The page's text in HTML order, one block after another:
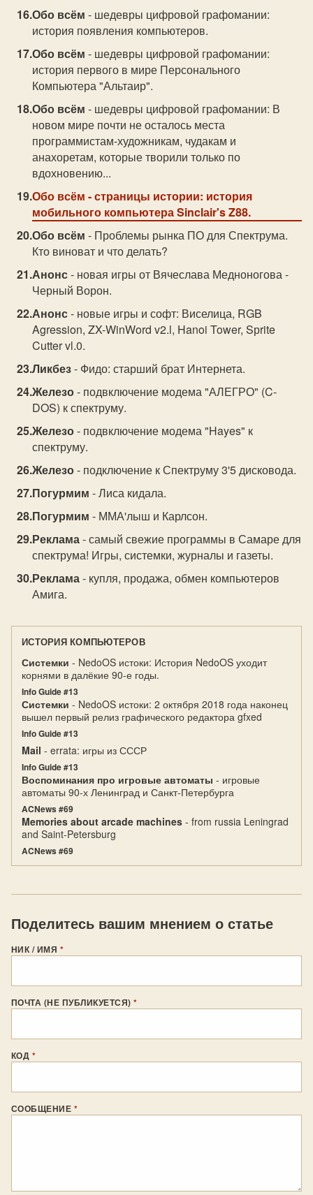
Обо всём - шедевры цифровой графомании:
история появления компьютеров.
Обо всём - шедевры цифровой графомании:
история первого в мире Персонального
Компьютера "Альтаир".
Обо всём - шедевры цифровой графомании: В
новом мире почти не осталось места
программистам-художникам, чудакам и
анахоретам, которые творили только по
вдохновению...
Обо всём - страницы истории: история
мобильного компьютера Sinclаir's Z88.
Обо всём - Проблемы рынка ПО для Спектрума.
Кто виноват и что делать?
Анонс- новая игры от Вячеслава Медноногова -
Черный Ворон.
Анонс- новые игры и софт: Виселица, RGB
Agression, ZX-WinWord v2.l, Hanoi Tower, Sрrite
Cutter vl.0.
Ликбез- Фидо: старший брат Интернета.
Железо- подвключение модема "АЛЕГРО" (C-
DOS) к спектруму.
Железо- подвключение модема "Hayes" к
спектруму.
Железо- подключение к Спектруму 3'5 дисковода.
Погурмим - Лиса кидала.
Погурмим - ММА'лыш и Карлсон.
Реклама- самый свежие программы в Самаре для
спектрума! Игры, системки, журналы и газеты.
Реклама- купля, продажа, обмен компьютеров
Амига.
ИСТОРИЯ КОМПЬЮТЕРОВ
Системки - NedoOS истоки: История NedoOS уходит
корнями в далёкие 90-е годы.
Info Guide #13
Системки - NedoOS истоки: 2 октября 2018 года наконец
вышел первый релиз графического редактора gfxed
Info Guide #13
Mail - errata: игры из СССР
Info Guide #13
Воспоминания про игровые автоматы - игровые
автоматы 90-х Ленинград и Санкт-Петербурга
ACNews #69
Memories about arcade machines - from russia Leningrad
and Saint-Petersburg
ACNews #69
Поделитесь вашим мнением о статье
НИК / ИМЯ *
ПОЧТА (НЕ ПУБЛИКУЕТСЯ)*
КОД *
СООБЩЕНИЕ *